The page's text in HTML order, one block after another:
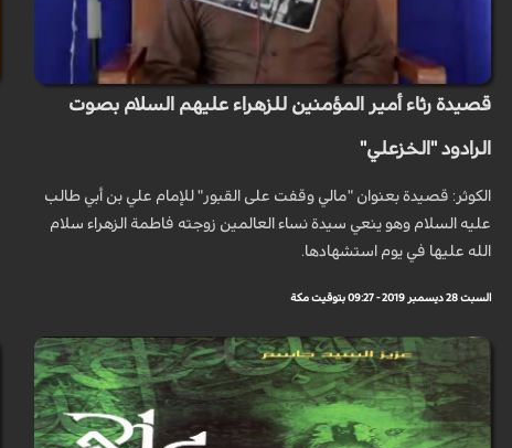
قصيدة رثاء أمير المؤمنين للزهراء عليهم السلام بصوت
الرادود "الخزعلي"
الكوثر: قصيدة بعنوان "مالي وقفت على القبور" للإمام علي بن أبي طالب
عليه السلام وهو ينعي سيدة نساء العالمين زوجته فاطمة الزهراء سلام
الله عليها في يوم استشهادها.
السبت 28 ديسمبر 2019 - 09:27 بتوقيت مكة